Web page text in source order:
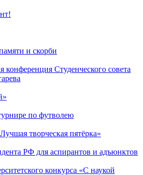
и скорби
конференция Студенческого совета
по футволею
творческая пятёрка»
РФ для аспирантов и адъюнктов
конкурса «С наукой